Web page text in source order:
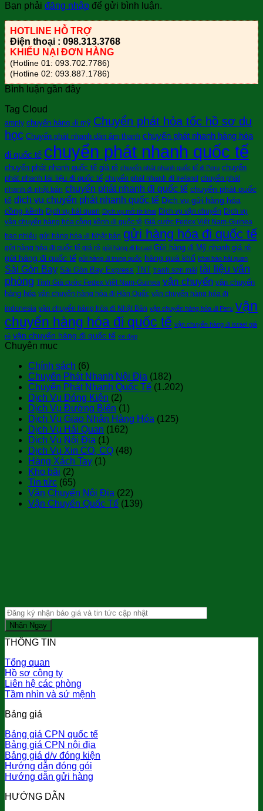
Bạn phải đăng nhập để gửi bình luận.
HOTLINE HỖ TRỢ
Điện thoại : 098.313.3768
KHIẾU NẠI ĐƠN HÀNG
(Hotline 01: 093.702.7786)
(Hotline 02: 093.887.1786)
Bình luận gần đây
Tag Cloud
amply chuyển hàng đi mỹ Chuyển phát hỏa tốc hồ sơ du
học Chuyển phát nhanh dàn âm thanh chuyển phát nhanh hàng hóa
đi quốc tế chuyển phát nhanh quốc tế
chuyển phát nhanh quốc tế giá rẻ chuyển phát nhanh quốc tế đi Peru chuyển
phát nhanh tài liệu đi quốc tế chuyển phát nhanh đi Ireland chuyển phát
nhanh đi nhật bản chuyển phát nhanh đi quốc tế chuyển phát quốc
tế dịch vụ chuyển phát nhanh quốc tế Dịch vụ gửi hàng hóa
cồng kềnh Dịch vụ hải quan Dịch vụ mở tờ khai Dịch vụ vận chuyển Dịch vụ
vận chuyển hàng hóa cồng kềnh đi quốc tê Giá cước Fedex Việt Nam-Guinea
bao nhiêu gửi hàng hóa đi Nhật bản gửi hàng hóa đi quốc tế
gửi hàng hóa đi quốc tế giá rẻ gửi hàng đi Israel Gửi hàng đi Mỹ nhanh giá rẻ
gửi hàng đi quốc tế gửi hàng đi trung quốc hàng quá khổ khai báo hải quan
Sài Gòn Bay Sài Gòn Bay Express TNT tranh sơn mài tài liệu văn
phòng Tính Giá cước Fedex Việt Nam-Guinea vận chuyển vận chuyển
hàng hóa vận chuyển hàng hóa đi Hàn Quốc vận chuyển hàng hóa đi
indonesia vận chuyển hàng hóa đi Nhật Bản vận chuyển hàng hóa đi Peru vận
chuyển hàng hóa đi quốc tế vận chuyển hàng đi israel giá
rẻ vận chuyển hàng đi quốc tế xe đạp
Chuyên mục
Chính sách (6)
Chuyển Phát Nhanh Nội Địa (182)
Chuyển Phát Nhanh Quốc Tế (1.202)
Dịch Vụ Đóng Kiện (2)
Dịch Vụ Đường Biển (1)
Dịch Vụ Giao Nhận Hàng Hóa (125)
Dịch Vụ Hải Quan (162)
Dịch Vụ Nội Địa (1)
Dịch Vụ Xin CO, CQ (48)
Hàng Xách Tay (1)
Kho bãi (2)
Tin tức (65)
Vận Chuyển Nội Địa (22)
Vận Chuyển Quốc Tế (139)
THÔNG TIN
Tổng quan
Hồ sơ công ty
Liên hệ các phòng
Tầm nhìn và sứ mệnh
Bảng giá
Bảng giá CPN quốc tế
Bảng giá CPN nội địa
Bảng giá d/v đóng kiện
Hướng dẫn đóng gói
Hướng dẫn gửi hàng
HƯỚNG DẪN